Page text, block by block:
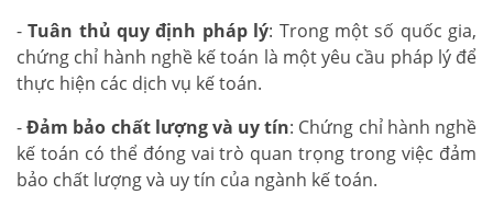
-Tuân thủ quy định pháp lý: Trong một số quốc gia,
chứng chỉ hành nghề kế toán là một yêu cầu pháp lý để
thực hiện các dịch vụ kế toán.
-Đảm bảo chất lượng và uy tín: Chứng chỉ hành nghề
kế toán có thể đóng vai trò quan trọng trong việc đảm
bảo chất lượng và uy tín của ngành kế toán.